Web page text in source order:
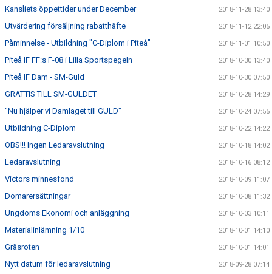
Kansliets öppettider under December 2018-11-28 13:40
Utvärdering försäljning rabatthäfte 2018-11-12 22:05
Påminnelse - Utbildning "C-Diplom i Piteå" 2018-11-01 10:50
Piteå IF FF:s F-08 i Lilla Sportspegeln 2018-10-30 13:40
Piteå IF Dam - SM-Guld 2018-10-30 07:50
GRATTIS TILL SM-GULDET 2018-10-28 14:29
"Nu hjälper vi Damlaget till GULD" 2018-10-24 07:55
Utbildning C-Diplom 2018-10-22 14:22
OBS!!! Ingen Ledaravslutning 2018-10-18 14:02
Ledaravslutning 2018-10-16 08:12
Victors minnesfond 2018-10-09 11:07
Domarersättningar 2018-10-08 11:32
Ungdoms Ekonomi och anläggning 2018-10-03 10:11
Materialinlämning 1/10 2018-10-01 14:10
Gräsroten 2018-10-01 14:01
Nytt datum för ledaravslutning 2018-09-28 07:14